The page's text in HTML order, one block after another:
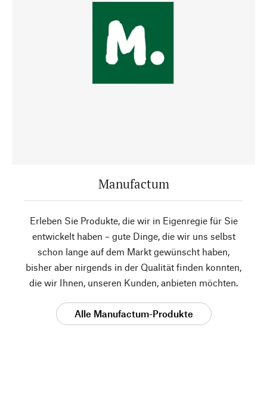
Manufactum
Erleben Sie Produkte, die wir in Eigenregie für Sie
entwickelt haben – gute Dinge, die wir uns selbst
schon lange auf dem Markt gewünscht haben,
bisher aber nirgends in der Qualität finden konnten,
die wir Ihnen, unseren Kunden, anbieten möchten.
Alle Manufactum-Produkte